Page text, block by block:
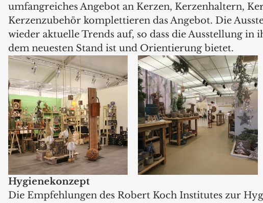
umfangreiches Angebot an Kerzen, Kerzenhaltern,
Kerzenzubehör komplettieren das Angebot. Die
wieder aktuelle Trends auf, so dass die Ausstellung in
dem neuesten Stand ist und Orientierung bietet.
Hygienekonzept
Die Empfehlungen des Robert Koch Institutes zur